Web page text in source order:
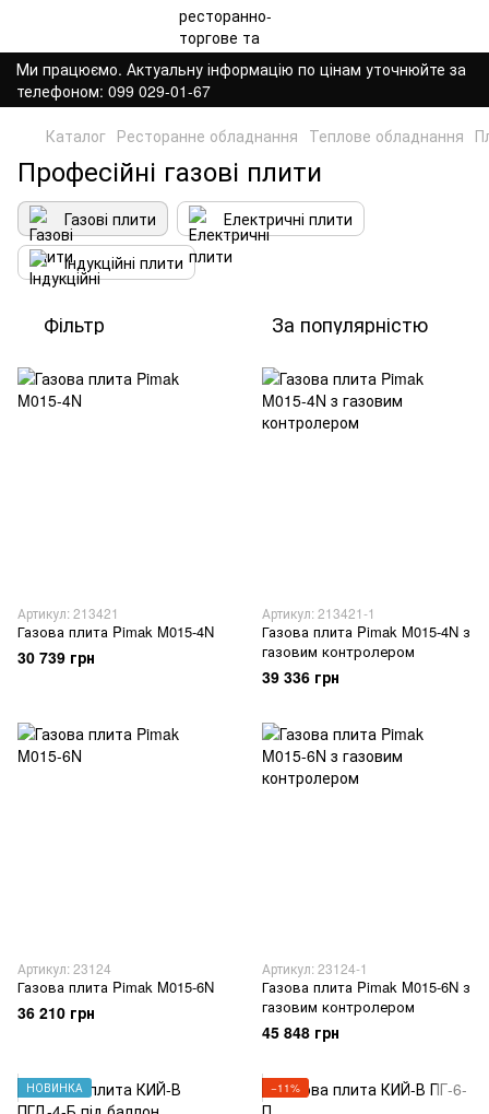
Ми працюємо. Актуальну інформацію по цінам уточнюйте за
телефоном: 099 029-01-67
Каталог Ресторанне обладнання Теплове обладнання
Професійні газові плити
Газові плити
Електричні плити
Індукційні плити
Фільтр За популярністю
Артикул: 213421
Газова плита Pimak M015-4N
30 739 грн
Артикул: 213421-1
Газова плита Pimak M015-4N з
газовим контролером
39 336 грн
Артикул: 23124
Газова плита Pimak M015-6N
36 210 грн
Артикул: 23124-1
Газова плита Pimak M015-6N з
газовим контролером
45 848 грн
НОВИНКА −11%